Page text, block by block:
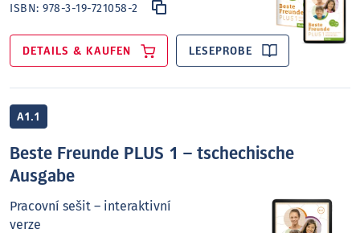
ISBN:978-3-19-721058-2
DETAILS & KAUFEN LESEPROBE
A1.1
Beste Freunde PLUS 1 – tschechische
Ausgabe
Pracovní sešit – interaktivní
verze